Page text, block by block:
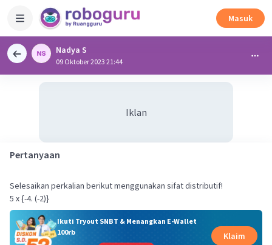
Masuk
Nadya S
09 Oktober 2023 21:44
Iklan
Pertanyaan
Selesaikan perkalian berikut menggunakan sifat distributif!
5 x {-4. (-2)}
Ikuti Tryout SNBT & Menangkan E-Wallet
100rb
Klaim